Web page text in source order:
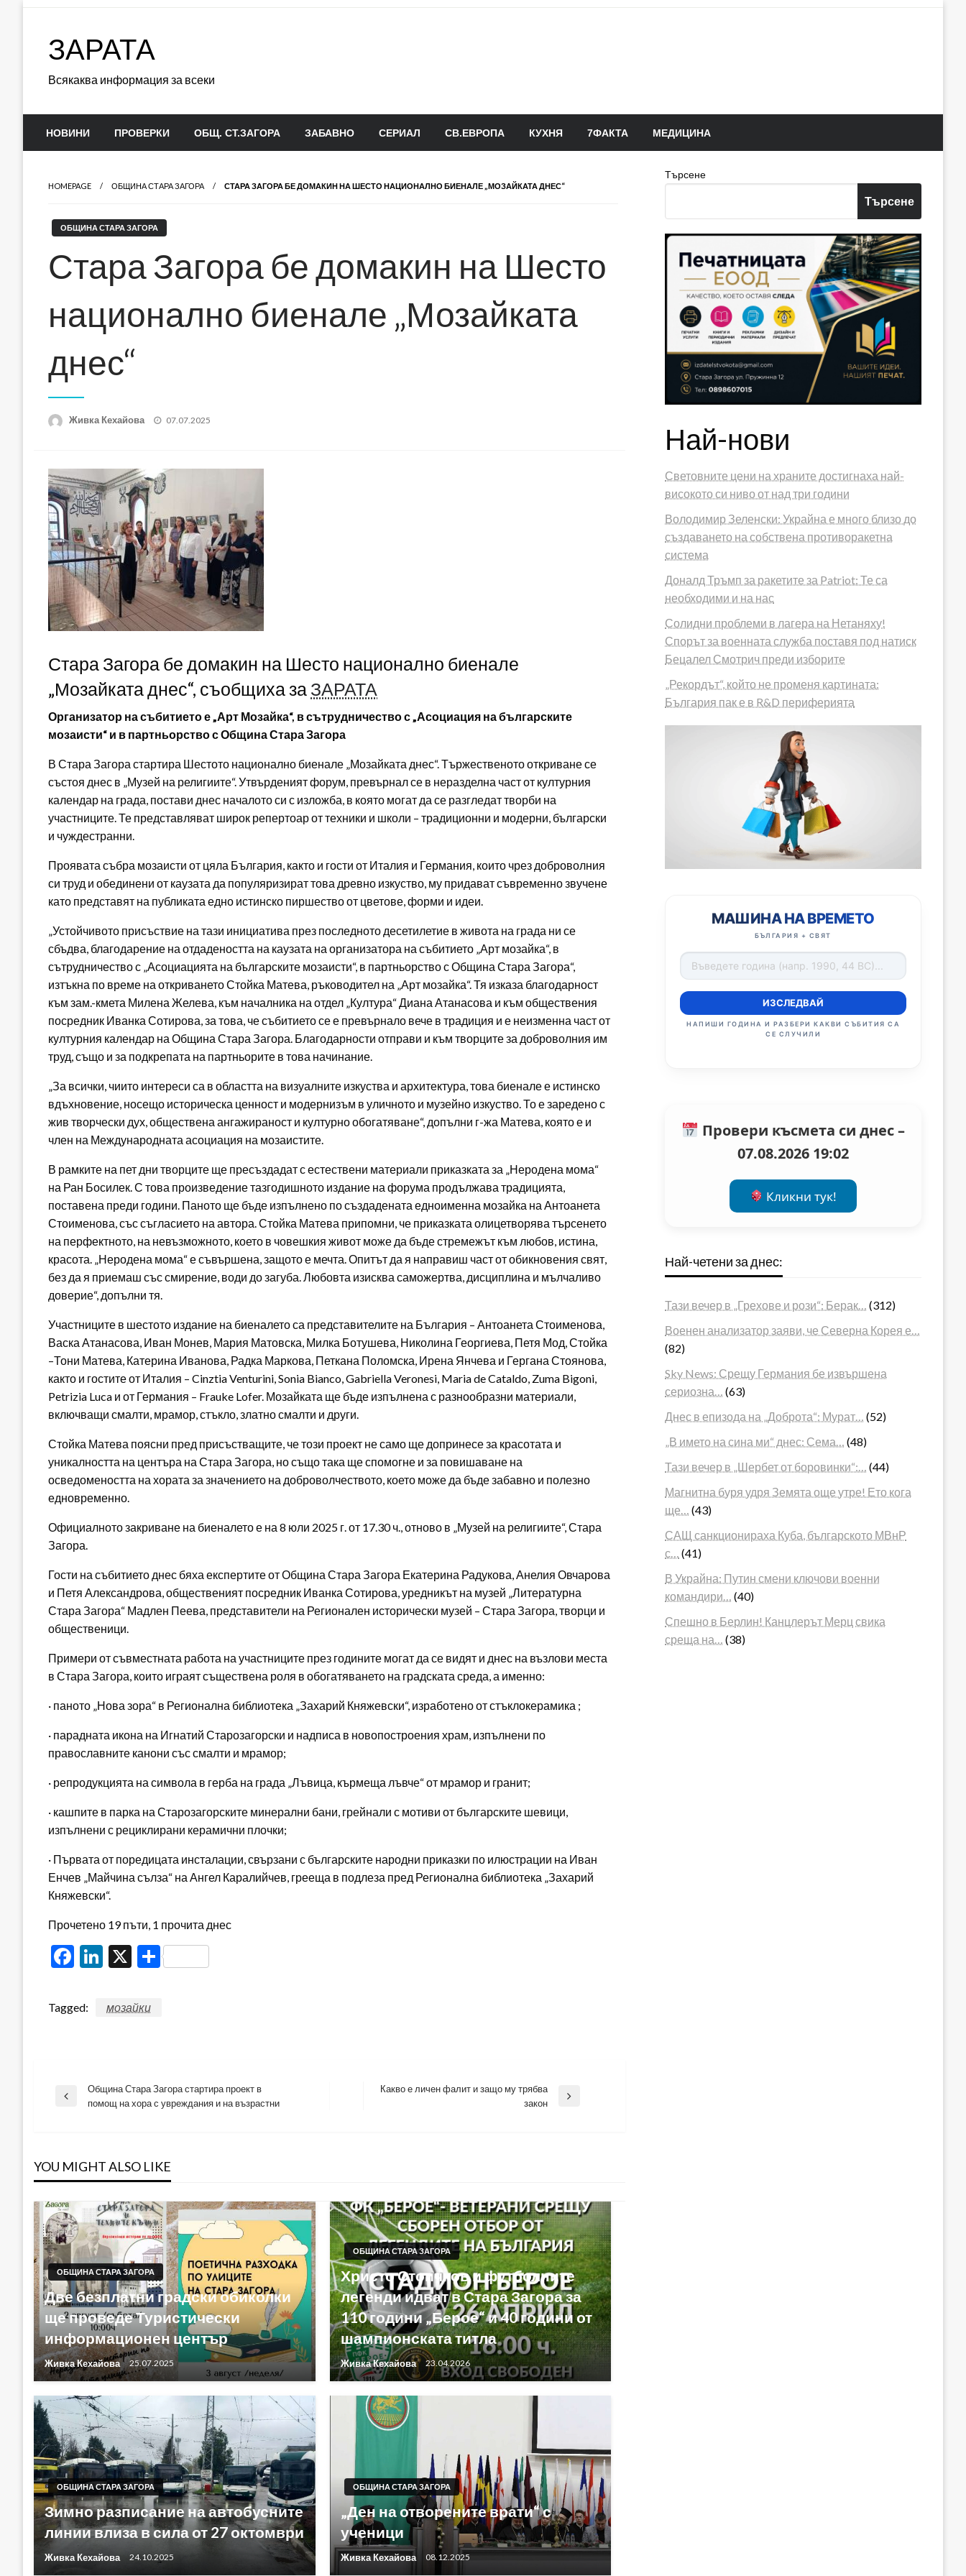
ЗАРАТА
Всякаква информация за всеки
НОВИНИ ПРОВЕРКИ ОБЩ. СТ.ЗАГОРА ЗАБАВНО СЕРИАЛ СВ.ЕВРОПА КУХНЯ 7ФАКТА МЕДИЦИНА
HOMEPAGE ОБЩИНА СТАРА ЗАГОРА СТАРА ЗАГОРА БЕ ДОМАКИН НА ШЕСТО НАЦИОНАЛНО БИЕНАЛЕ „МОЗАЙКАТА ДНЕС“
ОБЩИНА СТАРА ЗАГОРА
Стара Загора бе домакин на Шесто
национално биенале „Мозайката
днес“
Живка Кехайова
Posted
07.07.2025
Стара Загора бе домакин на Шесто национално биенале
„Мозайката днес“, съобщиха за ЗАРАТА
Организатор на събитието е „Арт Мозайка“, в сътрудничество с „Асоциация на българските
мозаисти“ и в партньорство с Община Стара Загора
В Стара Загора стартира Шестото национално биенале „Мозайката днес“. Тържественото откриване се
състоя днес в „Музей на религиите“. Утвърденият форум, превърнал се в неразделна част от културния
календар на града, постави днес началото си с изложба, в която могат да се разгледат творби на
участниците. Те представляват широк репертоар от техники и школи – традиционни и модерни, български
и чуждестранни.
Проявата събра мозаисти от цяла България, както и гости от Италия и Германия, които чрез доброволния
си труд и обединени от каузата да популяризират това древно изкуство, му придават съвременно звучене
като представят на публиката едно истинско пиршество от цветове, форми и идеи.
„Устойчивото присъствие на тази инициатива през последното десетилетие в живота на града ни се
сбъдва, благодарение на отдадеността на каузата на организатора на събитието „Арт мозайка“, в
сътрудничество с „Асоциацията на българските мозаисти“, в партньорство с Община Стара Загора“,
изтъкна по време на откриването Стойка Матева, ръководител на „Арт мозайка“. Тя изказа благодарност
към зам.-кмета Милена Желева, към началника на отдел „Култура“ Диана Атанасова и към обществения
посредник Иванка Сотирова, за това, че събитието се е превърнало вече в традиция и е неизменна част от
културния календар на Община Стара Загора. Благодарности отправи и към творците за доброволния им
труд, също и за подкрепата на партньорите в това начинание.
„За всички, чиито интереси са в областта на визуалните изкуства и архитектура, това биенале е истинско
вдъхновение, носещо историческа ценност и модернизъм в уличното и музейно изкуство. То е заредено с
жив творчески дух, обществена ангажираност и културно обогатяване“, допълни г-жа Матева, която е и
член на Международната асоциация на мозаистите.
В рамките на пет дни творците ще пресъздадат с естествени материали приказката за „Неродена мома“
на Ран Босилек. С това произведение тазгодишното издание на форума продължава традицията,
поставена преди години. Паното ще бъде изпълнено по създадената едноименна мозайка на Антоанета
Стоименова, със съгласието на автора. Стойка Матева припомни, че приказката олицетворява търсенето
на перфектното, на невъзможното, което в човешкия живот може да бъде стремежът към любов, истина,
красота. „Неродена мома“ е съвършена, защото е мечта. Опитът да я направиш част от обикновения свят,
без да я приемаш със смирение, води до загуба. Любовта изисква саможертва, дисциплина и мълчаливо
доверие“, допълни тя.
Участниците в шестото издание на биеналето са представителите на България – Антоанета Стоименова,
Васка Атанасова, Иван Монев, Мария Матовска, Милка Ботушева, Николина Георгиева, Петя Мод, Стойка
–Тони Матева, Катерина Иванова, Радка Маркова, Петкана Поломска, Ирена Янчева и Гергана Стоянова,
както и гостите от Италия – Cinztia Venturini, Sonia Bianco, Gabriella Veronesi, Maria de Cataldo, Zuma Bigoni,
Petrizia Luca и от Германия – Frauke Lofer. Мозайката ще бъде изпълнена с разнообразни материали,
включващи смалти, мрамор, стъкло, златно смалти и други.
Стойка Матева поясни пред присъстващите, че този проект не само ще допринесе за красотата и
уникалността на центъра на Стара Загора, но също така ще спомогне и за повишаване на
осведомеността на хората за значението на доброволчеството, което може да бъде забавно и полезно
едновременно.
Официалното закриване на биеналето е на 8 юли 2025 г. от 17.30 ч., отново в „Музей на религиите“, Стара
Загора.
Гости на събитието днес бяха експертите от Община Стара Загора Екатерина Радукова, Анелия Овчарова
и Петя Александрова, общественият посредник Иванка Сотирова, уредникът на музей „Литературна
Стара Загора“ Мадлен Пеева, представители на Регионален исторически музей – Стара Загора, творци и
общественици.
Примери от съвместната работа на участниците през годините могат да се видят и днес на възлови места
в Стара Загора, които играят съществена роля в обогатяването на градската среда, а именно:
· паното „Нова зора“ в Регионална библиотека „Захарий Княжевски“, изработено от стъклокерамика ;
· парадната икона на Игнатий Старозагорски и надписа в новопостроения храм, изпълнени по
православните канони със смалти и мрамор;
· репродукцията на символа в герба на града „Лъвица, кърмеща лъвче“ от мрамор и гранит;
· кашпите в парка на Старозагорските минерални бани, грейнали с мотиви от българските шевици,
изпълнени с рециклирани керамични плочки;
· Първата от поредицата инсталации, свързани с българските народни приказки по илюстрации на Иван
Енчев „Майчина сълза“ на Ангел Каралийчев, грееща в подлеза пред Регионална библиотека „Захарий
Княжевски“.
Прочетено 19 пъти, 1 прочита днес
Facebook
LinkedIn
X Share
Tagged: мозайки
Навигация
Previous
Община Стара Загора стартира проект в
помощ на хора с увреждания и на възрастни
Какво е личен фалит и защо му трябва
закон
YOU MIGHT ALSO LIKE
ОБЩИНА СТАРА ЗАГОРА
Две безплатни градски обиколки
ще проведе Туристически
информационен център
Живка Кехайова 25.07.2025
ОБЩИНА СТАРА ЗАГОРА
Христо Стоичков и футболните
легенди идват в Стара Загора за
110 години „Берое“ и 40 години от
шампионската титла
Живка Кехайова 23.04.2026
ОБЩИНА СТАРА ЗАГОРА
Зимно разписание на автобусните
линии влиза в сила от 27 октомври
Живка Кехайова 24.10.2025
ОБЩИНА СТАРА ЗАГОРА
„Ден на отворените врати“ с
ученици
Живка Кехайова 08.12.2025
Търсене
Търсене
Най-нови
Световните цени на храните достигнаха най-
високото си ниво от над три години
Володимир Зеленски: Украйна е много близо до
създаването на собствена противоракетна
система
Доналд Тръмп за ракетите за Patriot: Те са
необходими и на нас
Солидни проблеми в лагера на Нетаняху!
Спорът за военната служба поставя под натиск
Бецалел Смотрич преди изборите
„Рекордът“, който не променя картината:
България пак е в R&D периферията
МАШИНА НА ВРЕМЕТО
БЪЛГАРИЯ + СВЯТ
ИЗСЛЕДВАЙ
НАПИШИ ГОДИНА И РАЗБЕРИ КАКВИ СЪБИТИЯ СА
СЕ СЛУЧИЛИ
Провери късмета си днес –
07.08.2026 19:02
Кликни тук!
Най-четени за днес:
Тази вечер в „Грехове и рози“: Берак…
(312)
Военен анализатор заяви, че Северна Корея е…
(82)
Sky News: Срещу Германия бе извършена
сериозна…
(63)
Днес в епизода на „Доброта“: Мурат…
(52)
„В името на сина ми“ днес: Сема…
(48)
Тази вечер в „Шербет от боровинки“:…
(44)
Магнитна буря удря Земята още утре! Ето кога
ще…
(43)
САЩ санкционираха Куба, българското МВнР
с…
(41)
В Украйна: Путин смени ключови военни
командири…
(40)
Спешно в Берлин! Канцлерът Мерц свика
среща на…
(38)